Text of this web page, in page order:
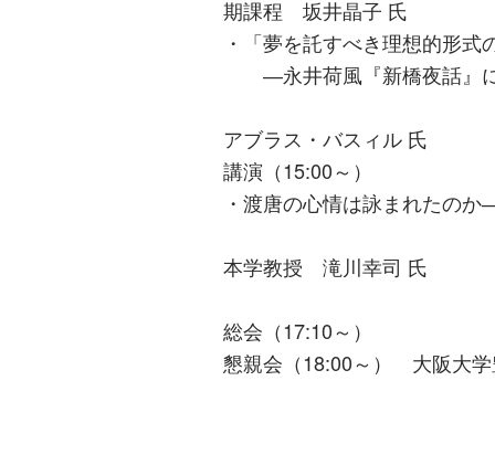
期課程 坂井晶子 氏
・「夢を託すべき理想的形式
―永井荷風『新橋夜話』
アブラス・バスィル 氏
講演（15:00～）
・渡唐の心情は詠まれたの
本学教授 滝川幸司 氏
総会（17:10～）
懇親会（18:00～） 大阪大学